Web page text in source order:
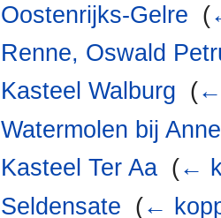
Oostenrijks-Gelre (
Renne, Oswald
Kasteel Walburg (
Watermolen bij
Kasteel Ter Aa (←
Seldensate (←